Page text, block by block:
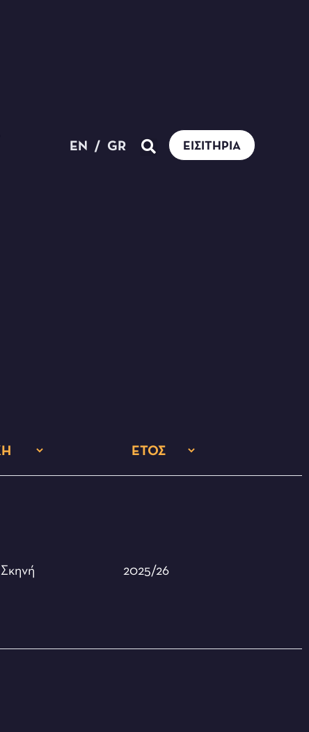
EN / GR ΕΙΣΙΤΉΡΙΑ
Σκηνή 2025/26